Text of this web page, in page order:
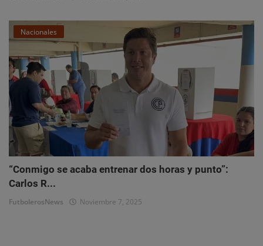
Nacionales
“Conmigo se acaba entrenar dos horas y punto”:
Carlos R...
FutbolerosNews Noviembre 7, 2025